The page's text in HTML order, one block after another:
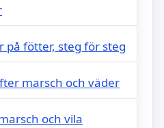
på fötter, steg för steg
marsch och väder
och vila